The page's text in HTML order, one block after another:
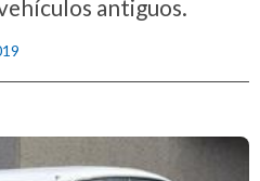
antiguos.